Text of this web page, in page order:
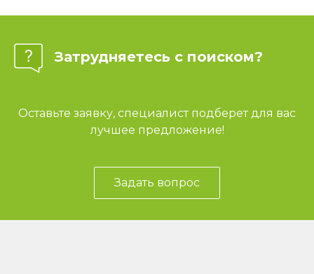
Затрудняетесь с поиском?
Оставьте заявку, специалист подберет для вас
лучшее предложение!
Задать вопрос